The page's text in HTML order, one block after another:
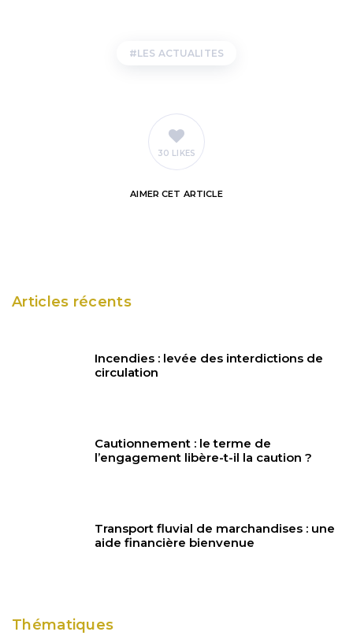
LES ACTUALITES
30 LIKES
AIMER CET ARTICLE
Articles récents
Incendies : levée des interdictions de
circulation
Cautionnement : le terme de
l’engagement libère-t-il la caution ?
Transport fluvial de marchandises : une
aide financière bienvenue
Thématiques